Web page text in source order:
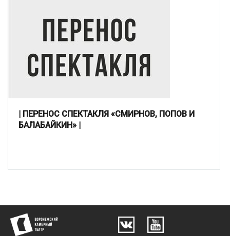
| ПЕРЕНОС СПЕКТАКЛЯ «СМИРНОВ, ПОПОВ И
БАЛАБАЙКИН» |